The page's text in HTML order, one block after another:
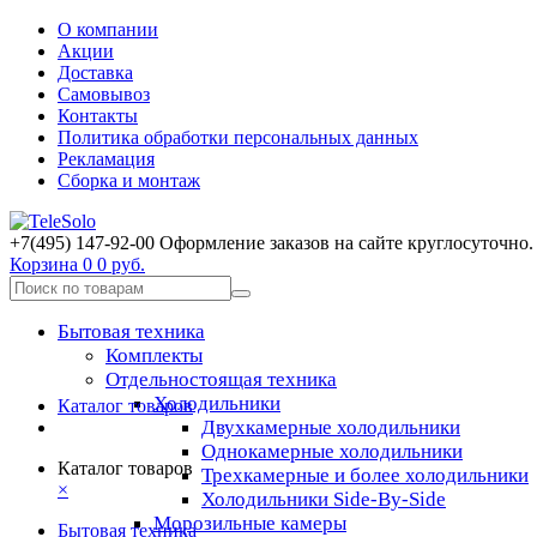
О компании
Акции
Доставка
Самовывоз
Контакты
Политика обработки персональных данных
Рекламация
Сборка и монтаж
+7(495) 147-92-00 Оформление заказов на сайте
Корзина 0 0 руб.
Бытовая техника
Комплекты
Отдельностоящая техника
Холодильники
Двухкамерные холодильники
Однокамерные холодильники
Трехкамерные и более холодильники
Холодильники Side-By-Side
Морозильные камеры
Каталог товаров
Каталог товаров
×
Бытовая техника